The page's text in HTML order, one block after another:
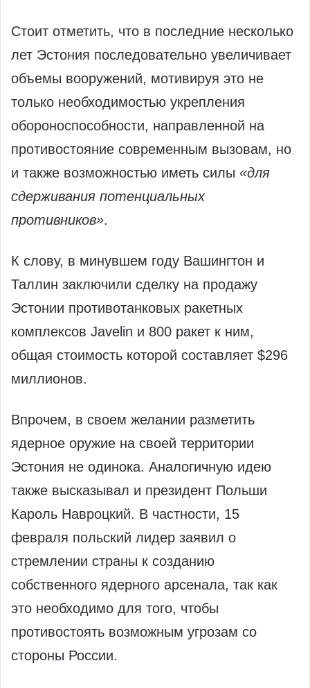
Стоит отметить, что в последние несколько
лет Эстония последовательно увеличивает
объемы вооружений, мотивируя это не
только необходимостью укрепления
обороноспособности, направленной на
противостояние современным вызовам, но
и также возможностью иметь силы «для
сдерживания потенциальных
противников».
К слову, в минувшем году Вашингтон и
Таллин заключили сделку на продажу
Эстонии противотанковых ракетных
комплексов Javelin и 800 ракет к ним,
общая стоимость которой составляет $296
миллионов.
Впрочем, в своем желании разметить
ядерное оружие на своей территории
Эстония не одинока. Аналогичную идею
также высказывал и президент Польши
Кароль Навроцкий. В частности, 15
февраля польский лидер заявил о
стремлении страны к созданию
собственного ядерного арсенала, так как
это необходимо для того, чтобы
противостоять возможным угрозам со
стороны России.